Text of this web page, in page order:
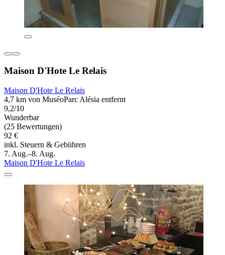
Maison D'Hote Le Relais
Maison D'Hote Le Relais
4,7 km von MuséoParc Alésia entfernt
9,2/10
Wunderbar
(25 Bewertungen)
92 €
inkl. Steuern & Gebühren
7. Aug.–8. Aug.
Maison D'Hote Le Relais